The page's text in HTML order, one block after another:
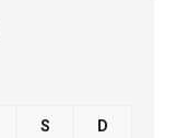
S D